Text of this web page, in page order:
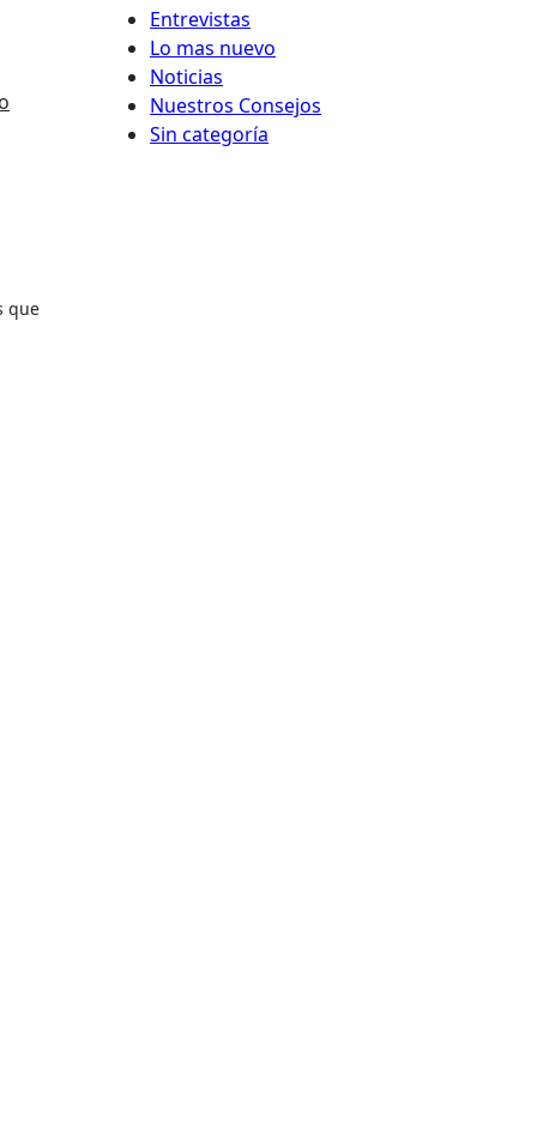
que
Entrevistas
Lo mas nuevo
Noticias
Nuestros Consejos
Sin categoría